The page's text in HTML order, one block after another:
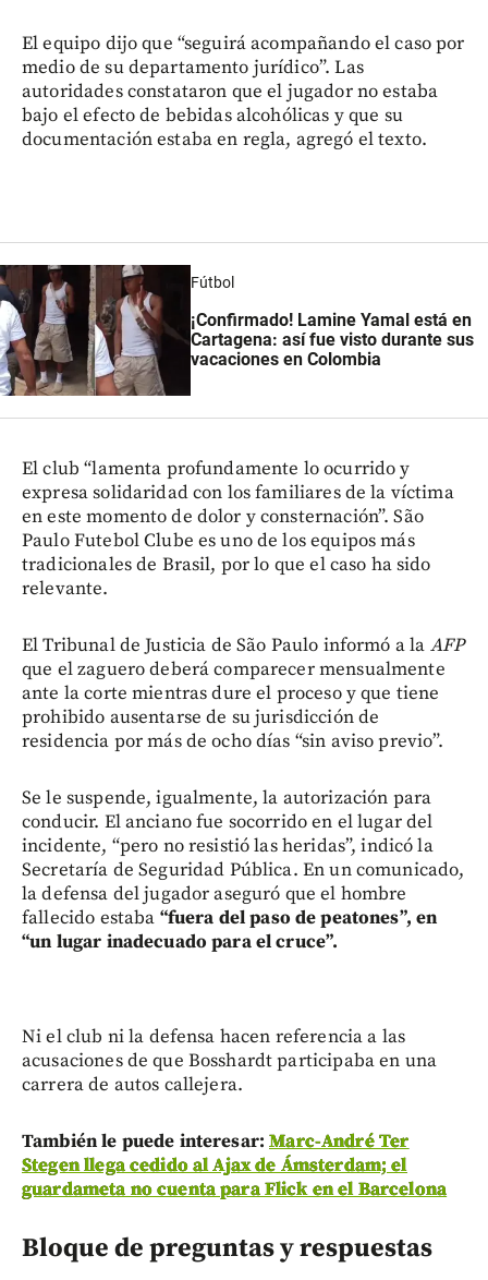
El equipo dijo que “seguirá acompañando el caso por
medio de su departamento jurídico”. Las
autoridades constataron que el jugador no estaba
bajo el efecto de bebidas alcohólicas y que su
documentación estaba en regla, agregó el texto.
Fútbol
¡Confirmado! Lamine Yamal está en
Cartagena: así fue visto durante sus
vacaciones en Colombia
El club “lamenta profundamente lo ocurrido y
expresa solidaridad con los familiares de la víctima
en este momento de dolor y consternación”. São
Paulo Futebol Clube es uno de los equipos más
tradicionales de Brasil, por lo que el caso ha sido
relevante.
El Tribunal de Justicia de São Paulo informó a la AFP
que el zaguero deberá comparecer mensualmente
ante la corte mientras dure el proceso y que tiene
prohibido ausentarse de su jurisdicción de
residencia por más de ocho días “sin aviso previo”.
Se le suspende, igualmente, la autorización para
conducir. El anciano fue socorrido en el lugar del
incidente, “pero no resistió las heridas”, indicó la
Secretaría de Seguridad Pública. En un comunicado,
la defensa del jugador aseguró que el hombre
fallecido estaba “fuera del paso de peatones”, en
“un lugar inadecuado para el cruce”.
Ni el club ni la defensa hacen referencia a las
acusaciones de que Bosshardt participaba en una
carrera de autos callejera.
También le puede interesar:Marc-André Ter
Stegen llega cedido al Ajax de Ámsterdam; el
guardameta no cuenta para Flick en el Barcelona
Bloque de preguntas y respuestas